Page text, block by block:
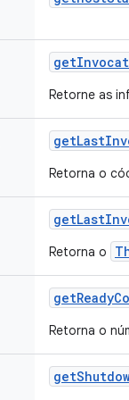
get
Retorne as
getLast
Retorna o
getLast
Retorna o
getReady
Retorna o
get